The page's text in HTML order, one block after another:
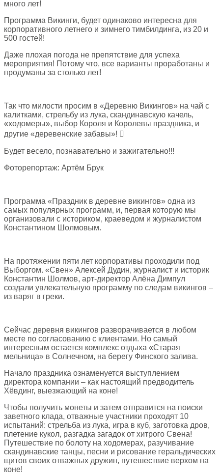
много лет!
Программа Викинги, будет одинаково интересна для
корпоративного летнего и зимнего тимбилдинга, из 20 и
500 гостей!
Даже плохая погода не препятствие для успеха
мероприятия! Потому что, все варианты проработаны и
продуманы за столько лет!
Так что милости просим в «Деревню Викингов» на чай с
калитками, стрельбу из лука, скандинавскую качель,
«ходомеры», выбор Короля и Королевы праздника, и
другие «деревенские забавы»! 
Будет весело, познавательно и зажигательно!!!
Фоторепортаж: Артём Брук
Программа «Праздник в деревне викингов» одна из
самых популярных программ, и, первая которую мы
организовали с историком, краеведом и журналистом
Константином Шолмовым.
На протяжении пяти лет корпоративы проходили под
Выборгом. «Свен» Алексей Дудин, журналист и историк
Константин Шолмов, арт-директор Алёна Димпул
создали увлекательную программу по следам викингов –
из варяг в греки.
Сейчас деревня викингов разворачивается в любом
месте по согласованию с клиентами. Но самый
интересным остается комплекс отдыха «Старая
мельница» в Солнечном, на берегу Финского залива.
Начало праздника ознаменуется выступлением
директора компании – как настоящий предводитель
Хёвдинг, выезжающий на коне!
Чтобы получить монеты и затем отправится на поиски
заветного клада, отважные участники проходят 10
испытаний: стрельба из лука, игра в куб, заготовка дров,
плетение кукол, разгадка загадок от хитрого Свена!
Путешествие по болоту на ходомерах, разучивание
скандинавские танцы, песни и рисование геральдических
щитов своих отважных дружин, путешествие верхом на
коне!